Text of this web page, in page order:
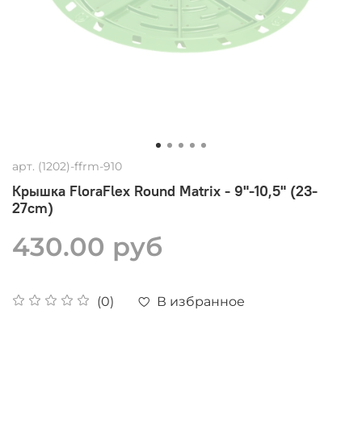
арт. (1202)-ffrm-910
Крышка FloraFlex Round Matrix - 9"-10,5" (23-
27cm)
(0) В избранное
430.00 руб